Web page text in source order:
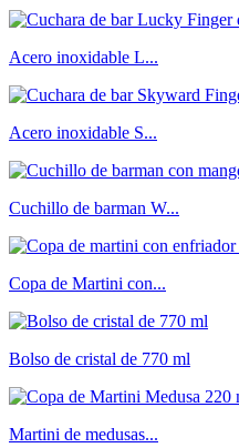
Acero inoxidable L...
Acero inoxidable S...
Cuchillo de barman W...
Copa de Martini con...
Bolso de cristal de 770 ml
Martini de medusas...